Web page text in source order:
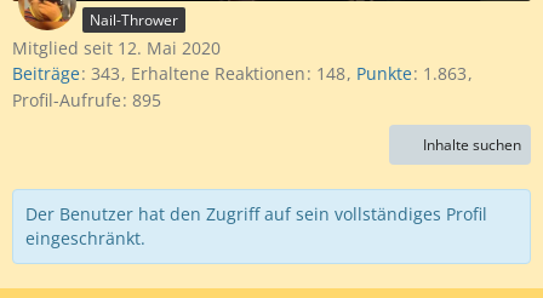
Nail-Thrower
Mitglied seit 12. Mai 2020
Beiträge 343 Erhaltene Reaktionen 148 Punkte 1.863
Profil-Aufrufe 895
Inhalte suchen
Der Benutzer hat den Zugriff auf sein vollständiges Profil
eingeschränkt.